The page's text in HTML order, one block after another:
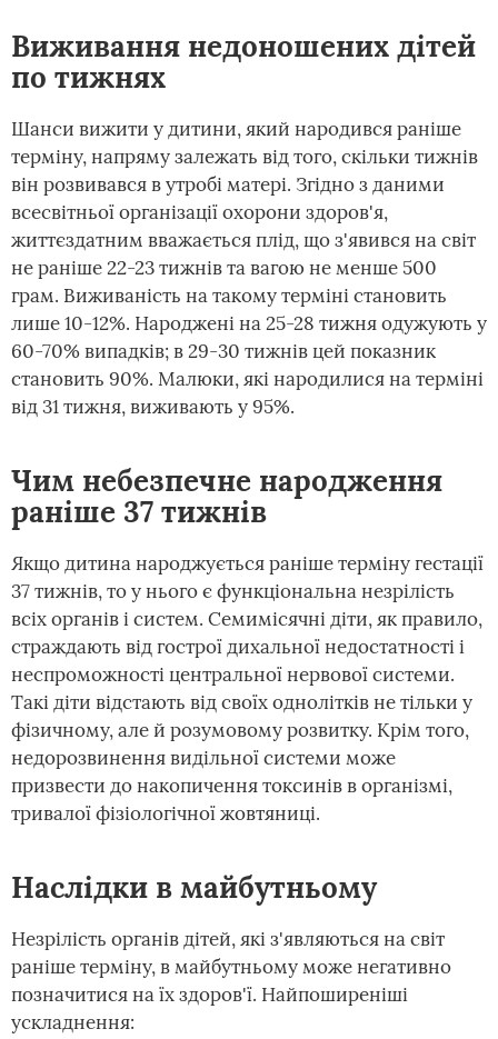
Виживання недоношених дітей
по тижнях
Шанси вижити у дитини, який народився раніше
терміну, напряму залежать від того, скільки тижнів
він розвивався в утробі матері. Згідно з даними
всесвітньої організації охорони здоров'я,
життєздатним вважається плід, що з'явився на світ
не раніше 22-23 тижнів та вагою не менше 500
грам. Виживаність на такому терміні становить
лише 10-12%. Народжені на 25-28 тижня одужують у
60-70% випадків; в 29-30 тижнів цей показник
становить 90%. Малюки, які народилися на терміні
від 31 тижня, виживають у 95%.
Чим небезпечне народження
раніше 37 тижнів
Якщо дитина народжується раніше терміну гестації
37 тижнів, то у нього є функціональна незрілість
всіх органів і систем. Семимісячні діти, як правило,
страждають від гострої дихальної недостатності і
неспроможності центральної нервової системи.
Такі діти відстають від своїх однолітків не тільки у
фізичному, але й розумовому розвитку. Крім того,
недорозвинення видільної системи може
призвести до накопичення токсинів в організмі,
тривалої фізіологічної жовтяниці.
Наслідки в майбутньому
Незрілість органів дітей, які з'являються на світ
раніше терміну, в майбутньому може негативно
позначитися на їх здоров'ї. Найпоширеніші
ускладнення: